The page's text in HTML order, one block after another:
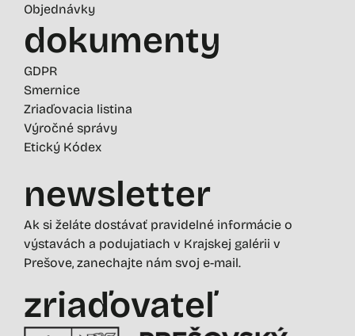
Objednávky
dokumenty
GDPR
Smernice
Zriaďovacia listina
Výročné správy
Etický Kódex
newsletter
Ak si želáte dostávať pravidelné informácie o
výstavách a podujatiach v Krajskej galérii v
Prešove, zanechajte nám svoj e-mail.
zriaďovateľ